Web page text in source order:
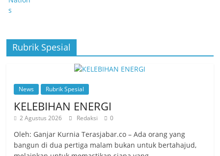
Rubrik Spesial
News Rubrik Spesial
KELEBIHAN ENERGI
2 Agustus 2026 Redaksi 0
Oleh: Ganjar Kurnia Terasjabar.co – Ada orang yang
bangun di dua pertiga malam bukan untuk bertahajud,